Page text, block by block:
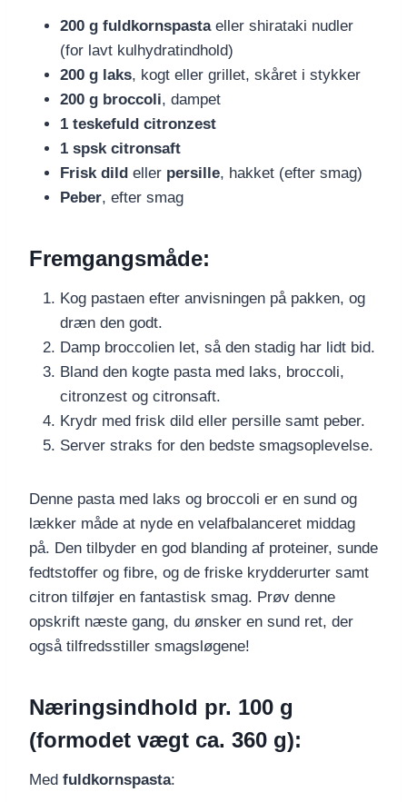
200 g fuldkornspastaeller shirataki nudler
(for lavt kulhydratindhold)
200 g laks, kogt eller grillet, skåret i stykker
200 g broccoli, dampet
1 teskefuld citronzest
1 spsk citronsaft
Frisk dild eller persille, hakket (efter smag)
Peber, efter smag
Fremgangsmåde:
Kog pastaen efter anvisningen på pakken, og
dræn den godt.
Damp broccolien let, så den stadig har lidt bid.
Bland den kogte pasta med laks, broccoli,
citronzest og citronsaft.
Krydr med frisk dild eller persille samt peber.
Server straks for den bedste smagsoplevelse.
Denne pasta med laks og broccoli er en sund og
lækker måde at nyde en velafbalanceret middag
på. Den tilbyder en god blanding af proteiner, sunde
fedtstoffer og fibre, og de friske krydderurter samt
citron tilføjer en fantastisk smag. Prøv denne
opskrift næste gang, du ønsker en sund ret, der
også tilfredsstiller smagsløgene!
Næringsindhold pr. 100 g
(formodet vægt ca. 360 g):
Med fuldkornspasta: